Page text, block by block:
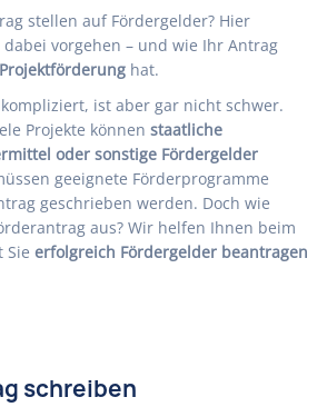
stellen auf Fördergelder? Hier
vorgehen – und wie Ihr Antrag
hat.
ist aber gar nicht schwer.
Projekte können staatliche
oder sonstige Fördergelder
geeignete Förderprogramme
geschrieben werden. Doch wie
aus? Wir helfen Ihnen beim
Sie erfolgreich Fördergelder beantragen
schreiben